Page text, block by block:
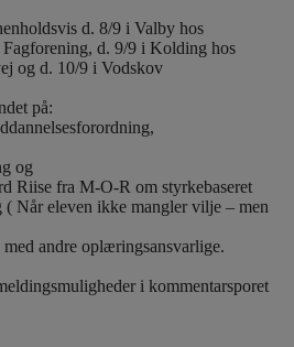
d. 8/9 i Valby hos
d. 9/9 i Kolding hos
og d. 10/9 i Vodskov
på:
og
Riise fra M-O-R om styrkebaseret
Når eleven ikke mangler vilje – men
med andre oplæringsansvarlige.
i kommentarsporet